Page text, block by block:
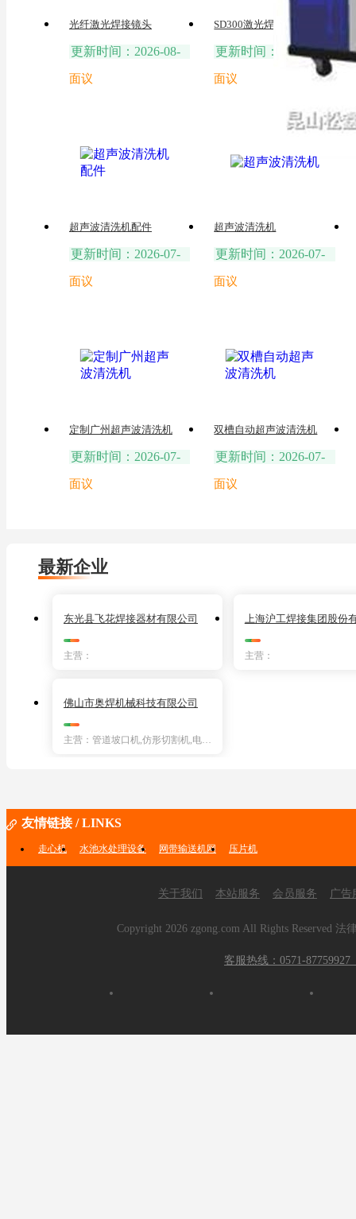
光纤激光焊接镜头
更新时间：2026-08-
面议
SD300激光焊字机
更新时间：2026-07-
面议
超声波清洗机配件
更新时间：2026-07-
面议
超声波清洗机
更新时间：2026-07-
面议
定制广州超声波清洗机
更新时间：2026-07-
面议
双槽自动超声波清洗机
更新时间：2026-07-
面议
最新企业
东光县飞花焊接器材有限公司
主营：
上海沪工焊接集团股份
主营：
佛山市奥焊机械科技有限公司
友情链接 / LINKS
走心机 水池水处理设备 网带输送机网 压片机
关于我们 本站服务 会员服务 广告
Copyright 2026 zgong.com All Rights Reserved
客服热线：0571-